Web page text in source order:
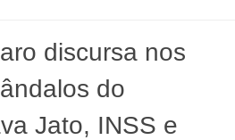
discursa nos
do
Jato, INSS e